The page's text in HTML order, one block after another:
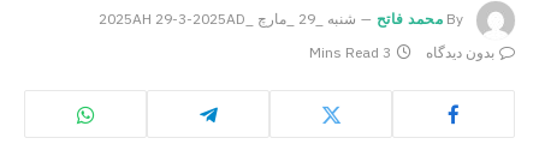
By محمد فاتح
شنبه _29 _مارچ _2025AH 29-3-2025AD
بدون دیدگاه
3 Mins Read